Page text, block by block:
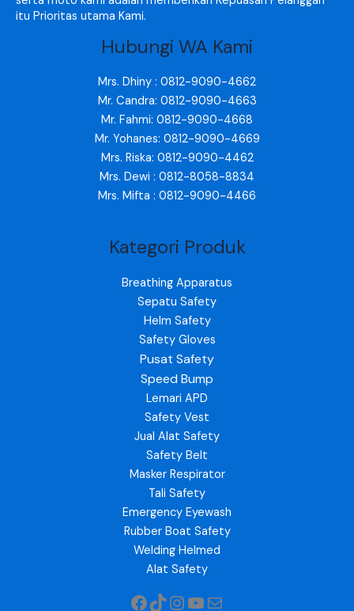
itu Prioritas utama Kami.
Hubungi WA Kami
Mrs. Dhiny : 0812-9090-4662
Mr. Candra: 0812-9090-4663
Mr. Fahmi: 0812-9090-4668
Mr. Yohanes: 0812-9090-4669
Mrs. Riska: 0812-9090-4462
Mrs. Dewi : 0812-8058-8834
Mrs. Mifta : 0812-9090-4466
Kategori Produk
Breathing Apparatus
Sepatu Safety
Helm Safety
Safety Gloves
Pusat Safety
Speed Bump
Lemari APD
Safety Vest
Jual Alat Safety
Safety Belt
Masker Respirator
Tali Safety
Emergency Eyewash
Rubber Boat Safety
Welding Helmed
Alat Safety